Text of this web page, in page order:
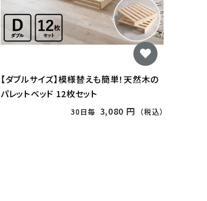
【ダブルサイズ】模様替えも簡単！天然木の
パレットベッド 12枚セット
30日毎 3,080 円 （税込）